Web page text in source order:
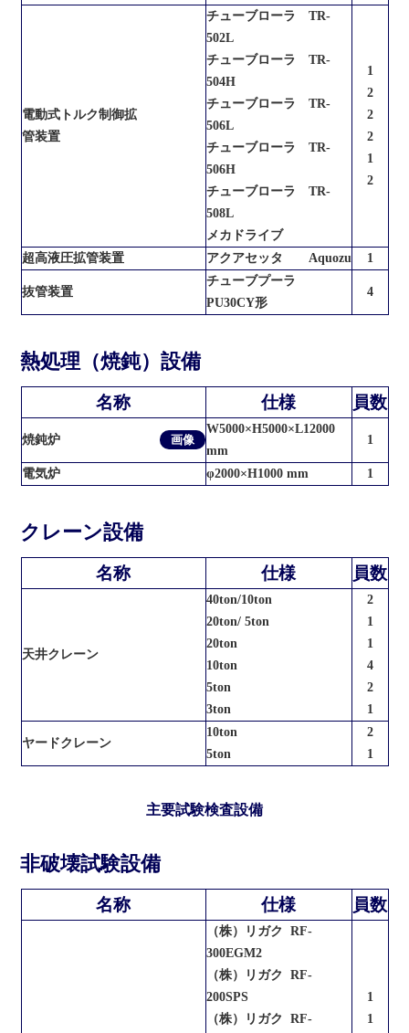
電動式トルク制御拡
管装置
チューブローラ TR-
502L
チューブローラ TR-
504H
チューブローラ TR-
506L
チューブローラ TR-
506H
チューブローラ TR-
508L
メカドライブ
1
2
2
2
1
2
超高液圧拡管装置 アクアセッタ Aquozu 1
抜管装置
チューブプーラ
PU30CY形
4
熱処理（焼鈍）設備
名称 仕様 員数
焼鈍炉 画像
W5000×H5000×L12000
mm
1
電気炉 φ2000×H1000 mm 1
クレーン設備
名称 仕様 員数
天井クレーン
40ton/10ton
20ton/ 5ton
20ton
10ton
5ton
3ton
2
1
1
4
2
1
ヤードクレーン
10ton
5ton
2
1
主要試験検査設備
非破壊試験設備
名称 仕様 員数
（株）リガク RF-
300EGM2
（株）リガク RF-
200SPS
（株）リガク RF-
1
1